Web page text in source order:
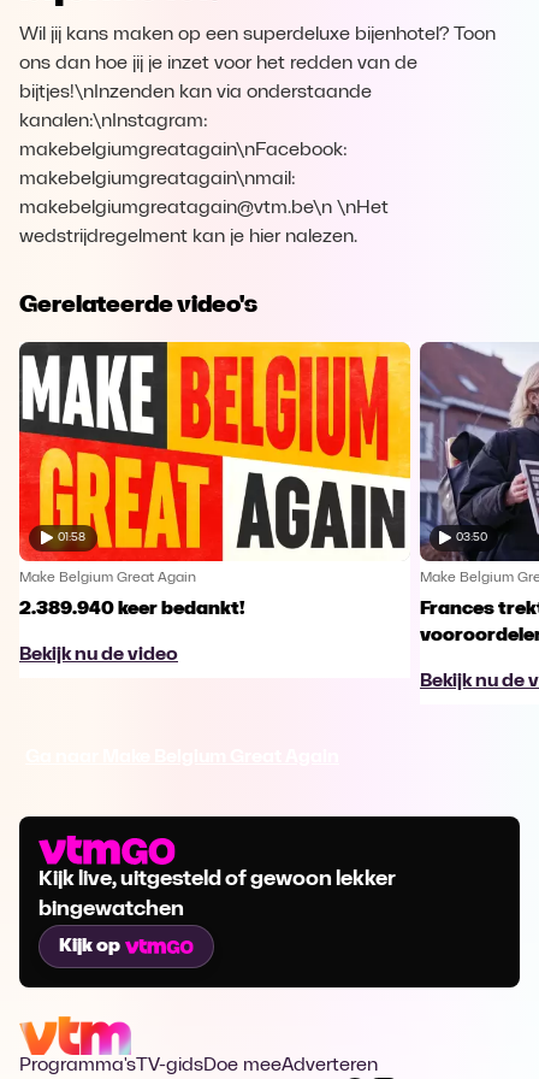
Wil jij kans maken op een superdeluxe bijenhotel? Toon
ons dan hoe jij je inzet voor het redden van de
bijtjes!\nInzenden kan via onderstaande
kanalen:\nInstagram:
makebelgiumgreatagain\nFacebook:
makebelgiumgreatagain\nmail:
makebelgiumgreatagain@vtm.be\n \nHet
wedstrijdregelment kan je hier nalezen.
Gerelateerde video's
01:58
Make Belgium Great Again
2.389.940 keer bedankt!
Bekijk nu de video
03:50
Make Belgium
Frances
Bekijk nu de
Kijk live, uitgesteld of gewoon lekker
bingewatchen
Kijk op
Programma's TV-gidsDoe meeAdverteren